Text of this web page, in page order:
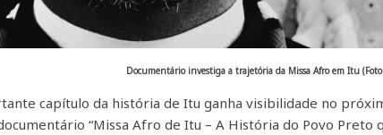
Documentário investiga a trajetória da Missa Afro em Itu
capítulo da história de Itu ganha visibilidade no
“Missa Afro de Itu – A História do Povo Preto